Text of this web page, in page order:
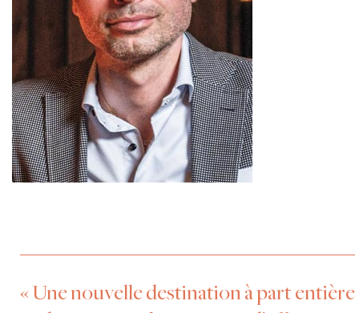
« Une nouvelle destination à part entière